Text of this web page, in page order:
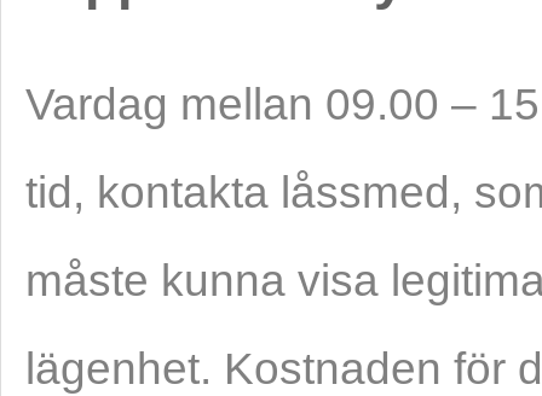
Vardag mellan 09.00 –
tid, kontakta låssmed,
måste kunna visa
lägenhet. Kostnaden för